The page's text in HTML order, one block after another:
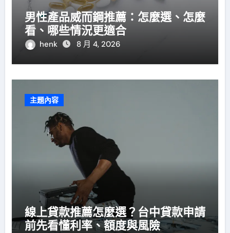
男性產品威而鋼推薦：怎麼選、怎麼
看、哪些情況更適合
henk 8 月 4, 2026
主題內容
線上貸款推薦怎麼選？台中貸款申請
前先看懂利率、額度與風險